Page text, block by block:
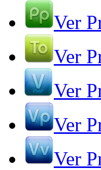
Ver
Ver
Ver
Ver
Ver